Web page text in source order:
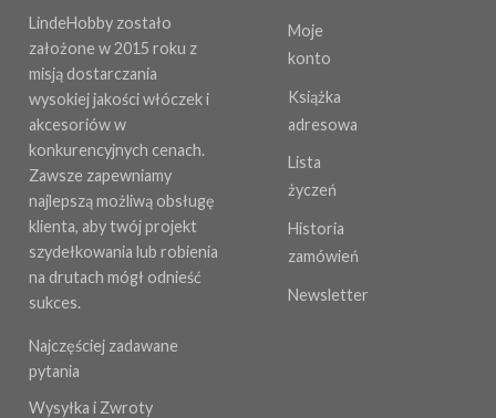
LindeHobby zostało
założone w 2015 roku z
misją dostarczania
wysokiej jakości włóczek i
akcesoriów w
konkurencyjnych cenach.
Zawsze zapewniamy
najlepszą możliwą obsługę
klienta, aby twój projekt
szydełkowania lub robienia
na drutach mógł odnieść
sukces.
Najczęściej zadawane
pytania
Wysyłka i Zwroty
Moje
konto
Książka
adresowa
Lista
życzeń
Historia
zamówień
Newsletter